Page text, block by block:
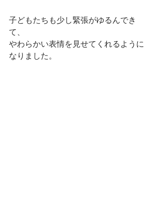
子どもたちも少し緊張がゆるんでき
て、
やわらかい表情を見せてくれるように
なりました。